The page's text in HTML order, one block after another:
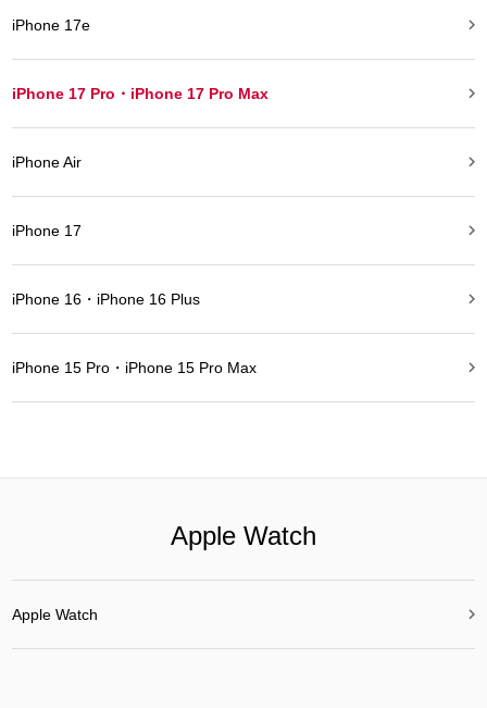
iPhone 17e 
iPhone 17 Pro・iPhone 17 Pro Max 
iPhone Air 
iPhone 17 
iPhone 16・iPhone 16 Plus 
iPhone 15 Pro・iPhone 15 Pro Max 
Apple Watch
Apple Watch 